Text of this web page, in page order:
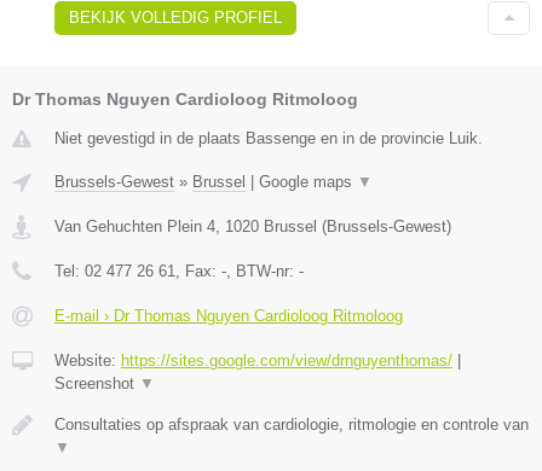
BEKIJK VOLLEDIG PROFIEL
Dr Thomas Nguyen Cardioloog Ritmoloog
Niet gevestigd in de plaats Bassenge en in de provincie Luik.
Brussels-Gewest » Brussel | Google maps ▼
Van Gehuchten Plein 4 1020 Brussel (Brussels-Gewest)
Tel: 02 477 26 61 , Fax: - , BTW-nr: -
E-mail › Dr Thomas Nguyen Cardioloog Ritmoloog
Website: https://sites.google.com/view/drnguyenthomas/ |
Screenshot ▼
Consultaties op afspraak van cardiologie, ritmologie en controle van
▼